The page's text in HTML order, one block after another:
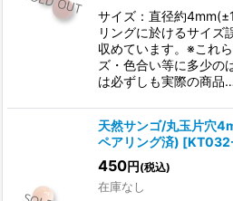
サイズ：直径約
リングに於けるサイズ
収めています。※これ
ズ・色合い等に多少の
は必ずしも実際の商品
天然サンゴ/丸玉片穴
ペアリング済) [
450円 (税込)
在庫なし